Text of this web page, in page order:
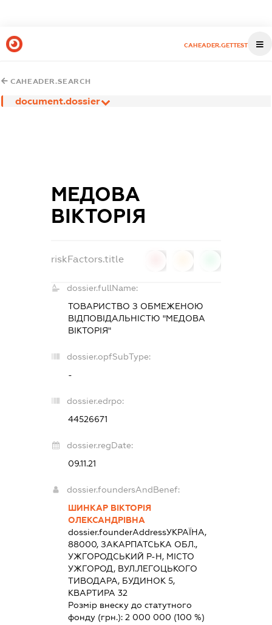
CAHEADER.GETTEST
CAHEADER.SEARCH
document.dossier
МЕДОВА
ВІКТОРІЯ
riskFactors.title
dossier.fullName:
ТОВАРИСТВО З ОБМЕЖЕНОЮ
ВІДПОВІДАЛЬНІСТЮ "МЕДОВА
ВІКТОРІЯ"
dossier.opfSubType:
-
dossier.edrpo:
44526671
dossier.regDate:
09.11.21
dossier.foundersAndBenef:
ШИНКАР ВІКТОРІЯ
ОЛЕКСАНДРІВНА
dossier.founderAddressУКРАЇНА,
88000, ЗАКАРПАТСЬКА ОБЛ.,
УЖГОРОДСЬКИЙ Р-Н, МІСТО
УЖГОРОД, ВУЛ.ЛЕГОЦЬКОГО
ТИВОДАРА, БУДИНОК 5,
КВАРТИРА 32
Розмір внеску до статутного
фонду (грн.):2 000 000 (100 %)